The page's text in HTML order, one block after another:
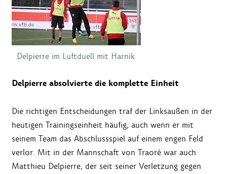
Delpierre im Luftduell mit Harnik
Delpierre absolvierte die komplette Einheit
Die richtigen Entscheidungen traf der Linksaußen in der
heutigen Trainingseinheit häufig, auch wenn er mit
seinem Team das Abschlussspiel auf einem engen Feld
verlor. Mit in der Mannschaft von Traoré war auch
Matthieu Delpierre, der seit seiner Verletzung gegen